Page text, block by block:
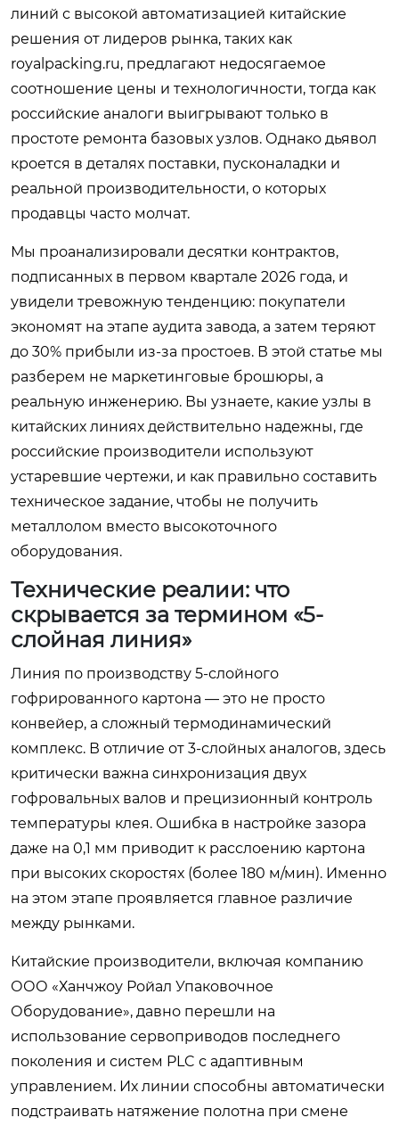
линий с высокой автоматизацией китайские
решения от лидеров рынка, таких как
royalpacking.ru, предлагают недосягаемое
соотношение цены и технологичности, тогда как
российские аналоги выигрывают только в
простоте ремонта базовых узлов. Однако дьявол
кроется в деталях поставки, пусконаладки и
реальной производительности, о которых
продавцы часто молчат.
Мы проанализировали десятки контрактов,
подписанных в первом квартале 2026 года, и
увидели тревожную тенденцию: покупатели
экономят на этапе аудита завода, а затем теряют
до 30% прибыли из-за простоев. В этой статье мы
разберем не маркетинговые брошюры, а
реальную инженерию. Вы узнаете, какие узлы в
китайских линиях действительно надежны, где
российские производители используют
устаревшие чертежи, и как правильно составить
техническое задание, чтобы не получить
металлолом вместо высокоточного
оборудования.
Технические реалии: что
скрывается за термином «5-
слойная линия»
Линия по производству 5-слойного
гофрированного картона — это не просто
конвейер, а сложный термодинамический
комплекс. В отличие от 3-слойных аналогов, здесь
критически важна синхронизация двух
гофровальных валов и прецизионный контроль
температуры клея. Ошибка в настройке зазора
даже на 0,1 мм приводит к расслоению картона
при высоких скоростях (более 180 м/мин). Именно
на этом этапе проявляется главное различие
между рынками.
Китайские производители, включая компанию
ООО «Ханчжоу Ройал Упаковочное
Оборудование», давно перешли на
использование сервоприводов последнего
поколения и систем PLC с адаптивным
управлением. Их линии способны автоматически
подстраивать натяжение полотна при смене